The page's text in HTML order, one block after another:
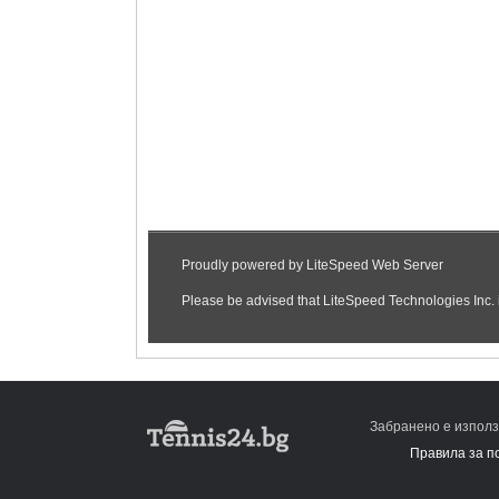
Забранено е
Правила за